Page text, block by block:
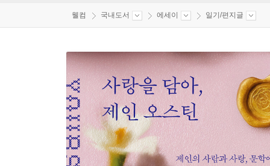
웰컴 국내도서 에세이 일기/편지글